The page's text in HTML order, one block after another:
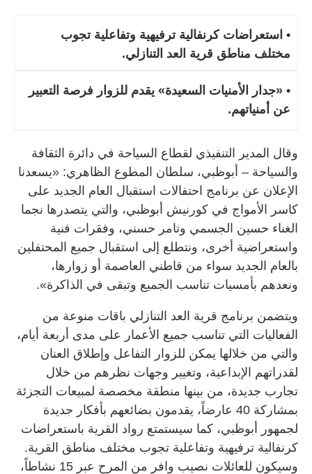
• استعراضات كرنفالية ترفيهية وتفاعلية تجوب
مختلف مناطق قرية العد التنازلي.
• «جدار الأمنيات السعيدة» يقدم للزوار فرصة التعبير
عن أمنياتهم.
وقال المدير التنفيذي لقطاع السياحة في دائرة الثقافة
والسياحة – أبوظبي، سلطان المطوع الظاهري: «يسعدنا
الإعلان عن برنامج احتفالات استقبال العام الجديد على
كاسر الأمواج في كورنيش أبوظبي، والتي يتصدرها نجما
الغناء حسين الجسمي وتامر حسني، وفقرات فنية
واستعراضية أخرى، ونتطلع إلى استقبال جميع المحتفلين
بالعام الجديد سواء من قاطني العاصمة أو زوارها،
ونعدهم بأمسيات تناسب الجميع وتبقى في الذاكرة».
ويتضمن برنامج قرية العد التنازلي باقات منوعة من
الفعاليات التي تناسب جميع الأعمار على مدى أربعة أيام،
والتي من خلالها يمكن للزوار التفاعل وإطلاق العنان
لقدراتهم الإبداعية، وتغيير وجهات نظرهم من خلال
تجارب جديدة، من بينها منطقة مخصصة لمبيعات التجزئة
بمشاركة 40 عارضاً، يقدمون بضائعهم بأفكار جديدة
لجمهور أبوظبي، كما سيستمتع رواد القرية باستعراضات
كرنفالية ترفيهية وتفاعلية تجوب مختلف مناطق القرية.
وسيكون للعائلات نصيب وافر من المرح عبر 15 نشاطاً،